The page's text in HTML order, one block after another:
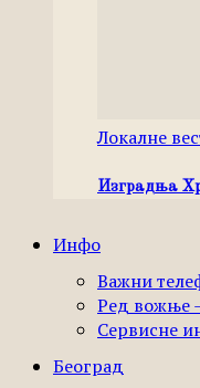
Локалне
Изградња
Инфо
Важни
Ред вожње
Сервисне
Београд